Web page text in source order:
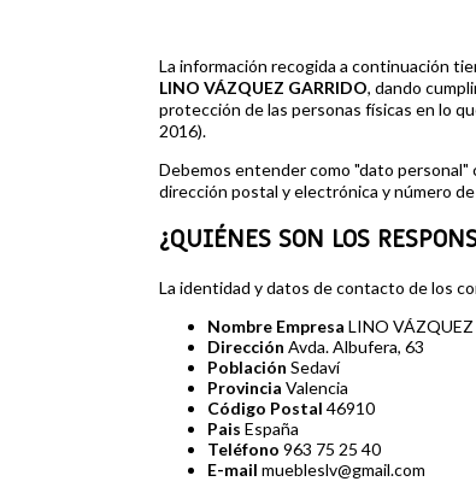
La información recogida a continuación
LINO VÁZQUEZ GARRIDO, dando
protección de las personas físicas en lo
2016).
Debemos entender como "dato
dirección postal y electrónica y número
¿QUIÉNES SON LOS
La identidad y datos de contacto de los
Nombre Empresa LINO
Dirección Avda. Albufera, 63
Población Sedaví
Provincia Valencia
Código Postal 46910
Pais España
Teléfono 963 75 25 40
E-mail muebleslv@gmail.com